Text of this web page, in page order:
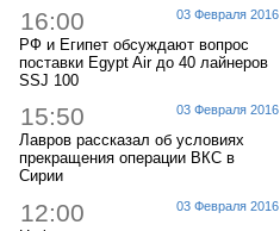
03 Февраля 2016
16:00
РФ и Египет обсуждают вопрос
поставки Egypt Air до 40 лайнеров
SSJ 100
03 Февраля 2016
15:50
Лавров рассказал об условиях
прекращения операции ВКС в
Сирии
03 Февраля 2016
12:00